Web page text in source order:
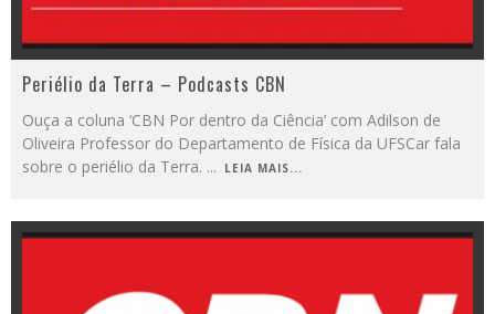
Periélio da Terra – Podcasts CBN
Ouça a coluna ‘CBN Por dentro da Ciência’ com Adilson de
Oliveira Professor do Departamento de Física da UFSCar fala
sobre o periélio da Terra. ... LEIA MAIS...